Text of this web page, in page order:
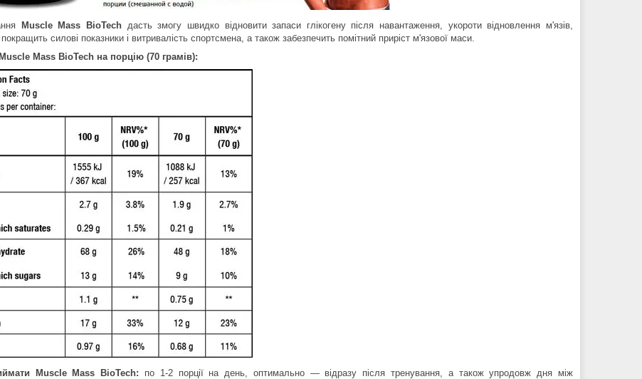
Muscle Mass BioTechдасть змогу швидко відновити запаси глікогену після навантаження, укороти відновлення м'язів,
покращить силові показники і витривалість спортсмена, а також забезпечить помітний приріст м'язової маси.
Mass BioTech на порцію (70 грамів):
Muscle Mass BioTech: по 1-2 порції на день, оптимально — відразу після тренування, а також упродовж дня між